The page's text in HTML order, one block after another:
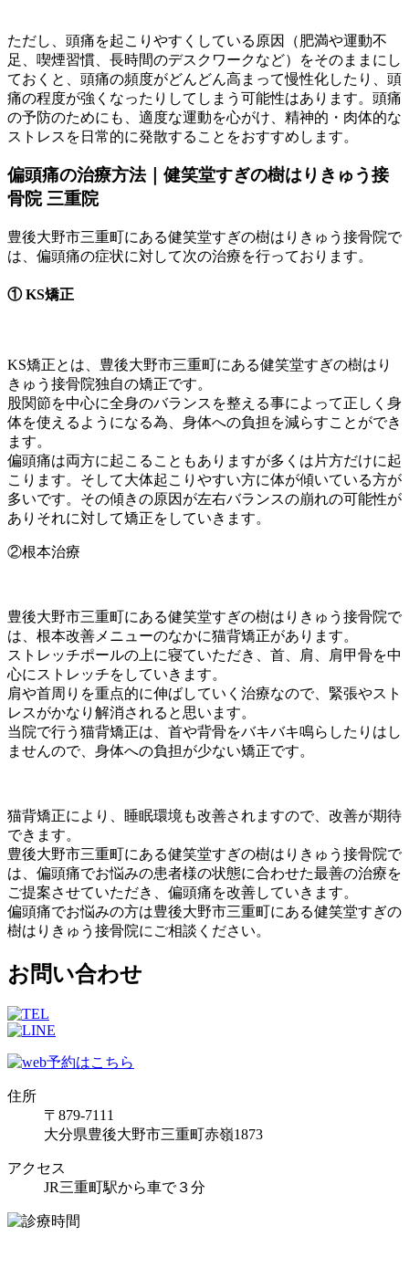
ただし、頭痛を起こりやすくしている原因（肥満や運動不
足、喫煙習慣、長時間のデスクワークなど）をそのままにし
ておくと、頭痛の頻度がどんどん高まって慢性化したり、頭
痛の程度が強くなったりしてしまう可能性はあります。頭痛
の予防のためにも、適度な運動を心がけ、精神的・肉体的な
ストレスを日常的に発散することをおすすめします。
偏頭痛の治療方法｜健笑堂すぎの樹はりきゅう接
骨院 三重院
豊後大野市三重町にある健笑堂すぎの樹はりきゅう接骨院で
は、偏頭痛の症状に対して次の治療を行っております。
① KS矯正
KS矯正とは、豊後大野市三重町にある健笑堂すぎの樹はり
きゅう接骨院独自の矯正です。
股関節を中心に全身のバランスを整える事によって正しく身
体を使えるようになる為、身体への負担を減らすことができ
ます。
偏頭痛は両方に起こることもありますが多くは片方だけに起
こります。そして大体起こりやすい方に体が傾いている方が
多いです。その傾きの原因が左右バランスの崩れの可能性が
ありそれに対して矯正をしていきます。
②根本治療
豊後大野市三重町にある健笑堂すぎの樹はりきゅう接骨院で
は、根本改善メニューのなかに猫背矯正があります。
ストレッチポールの上に寝ていただき、首、肩、肩甲骨を中
心にストレッチをしていきます。
肩や首周りを重点的に伸ばしていく治療なので、緊張やスト
レスがかなり解消されると思います。
当院で行う猫背矯正は、首や背骨をバキバキ鳴らしたりはし
ませんので、身体への負担が少ない矯正です。
猫背矯正により、睡眠環境も改善されますので、改善が期待
できます。
豊後大野市三重町にある健笑堂すぎの樹はりきゅう接骨院で
は、偏頭痛でお悩みの患者様の状態に合わせた最善の治療を
ご提案させていただき、偏頭痛を改善していきます。
偏頭痛でお悩みの方は豊後大野市三重町にある健笑堂すぎの
樹はりきゅう接骨院にご相談ください。
お問い合わせ
住所
〒879-7111
大分県豊後大野市三重町赤嶺1873
アクセス
JR三重町駅から車で３分